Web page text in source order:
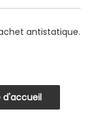
antistatique.